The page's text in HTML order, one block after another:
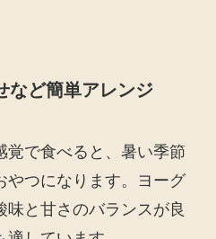
など簡単アレンジ
覚で食べると、暑い季節
やつになります。ヨーグ
味と甘さのバランスが良